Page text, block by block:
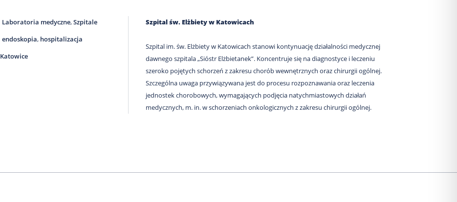
Laboratoria medyczne,Szpitale
endoskopia, hospitalizacja
Katowice
Szpital św. Elżbiety w Katowicach
Szpital im. św. Elżbiety w Katowicach stanowi kontynuację działalności medycznej
dawnego szpitala „Sióstr Elżbietanek”. Koncentruje się na diagnostyce i leczeniu
szeroko pojętych schorzeń z zakresu chorób wewnętrznych oraz chirurgii ogólnej.
Szczególna uwaga przywiązywana jest do procesu rozpoznawania oraz leczenia
jednostek chorobowych, wymagających podjęcia natychmiastowych działań
medycznych, m. in. w schorzeniach onkologicznych z zakresu chirurgii ogólnej.